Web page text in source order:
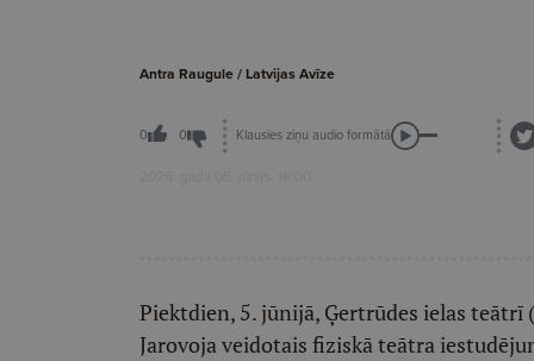
Antra Raugule / Latvijas Avīze
0 0 Klausies ziņu audio formātā
2026. gada 05. jūnijs, 16:00
Piektdien, 5. jūnijā, Ģertrūdes ielas
Jarovoja veidotais fiziskā teātra